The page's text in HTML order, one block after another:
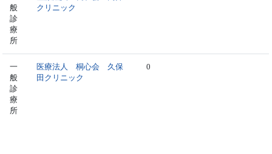
般
診
療
所
クリニック
一
般
診
療
所
医療法人 桐心会 久保
田クリニック
0